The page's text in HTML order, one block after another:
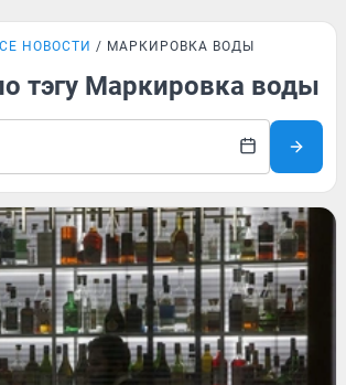
НОВОСТИ МАРКИРОВКА ВОДЫ
тэгу Маркировка воды